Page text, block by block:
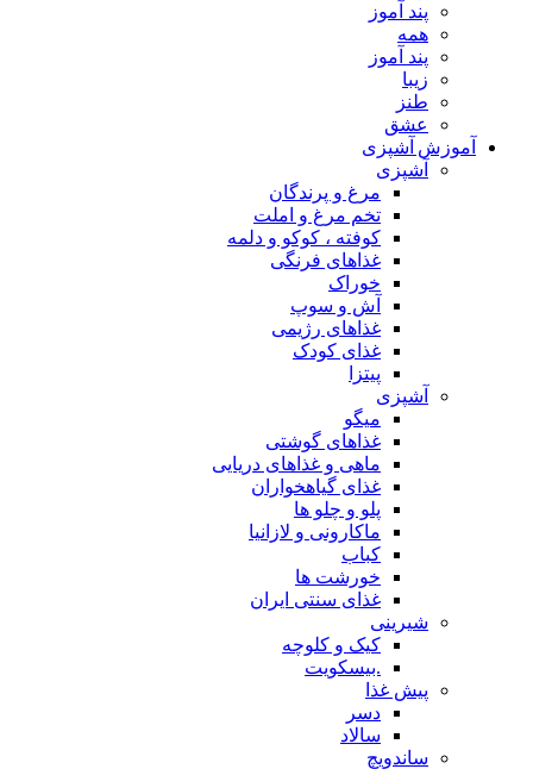
پند آموز
همه
پند آموز
زیبا
طنز
عشق
آموزش آشپزی
آشپزی
مرغ و پرندگان
تخم مرغ و املت
کوفته ، کوکو و دلمه
غذاهای فرنگی
خوراک
آش و سوپ
غذاهای رژیمی
غذای کودک
پیتزا
آشپزی
میگو
غذاهای گوشتی
ماهی و غذاهای دریایی
غذای گیاهخواران
پلو و چلو ها
ماکارونی و لازانیا
کباب
خورشت ها
غذای سنتی ایران
شیرینی
کیک و کلوچه
.بیسکویت
پیش غذا
دسر
سالاد
ساندویچ